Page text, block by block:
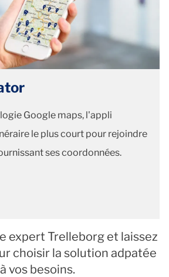
Google maps, l'appli
le plus court pour rejoindre
fournissant ses coordonnées.
expert Trelleborg et laissez
choisir la solution adpatée
à vos besoins.